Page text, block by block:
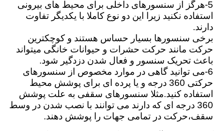
5-هرگز از سنسورهای داخلی برای محیط های بیرونی
استفاده نکنید زیرا این دو نوع کاملا با یکدیگر تفاوت
دارند.
برخی سنسورها بسیار حساس هستند و کوچکترین
حرکت مانند حرکت حشرات و حیوانات خانگی میتواند
باعث تحریک سنسور و فعال شدن دزدگیر شود.
6-می توانید گاهی در موارد مخصوص از سنسورهای
حرکتی 360 درجه و یا پرده ای برای پوشش محیط
استفاده کنید.مثلا سنسورهای سقفی به علت پوشش
360 درجه ای که دارند می توانند با نصب شدن در وسط
سقف،حرکت در تمامی جهات را پوشش دهند.